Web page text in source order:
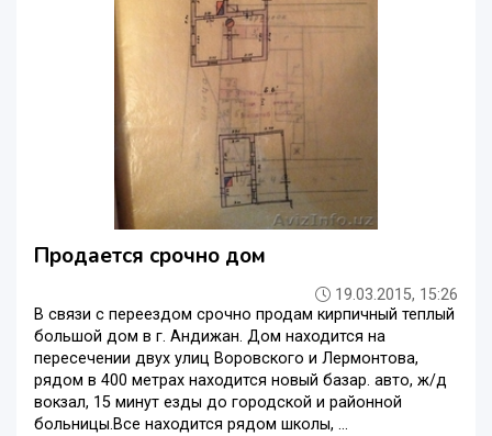
Продается срочно дом
19.03.2015, 15:26
В связи с переездом срочно продам кирпичный теплый
большой дом в г. Андижан. Дом находится на
пересечении двух улиц Воровского и Лермонтова,
рядом в 400 метрах находится новый базар. авто, ж/д
вокзал, 15 минут езды до городской и районной
больницы.Все находится рядом школы, ...